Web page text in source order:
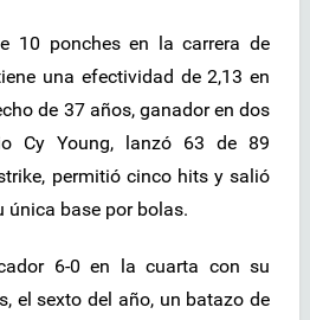
10 ponches en la carrera de
una efectividad de 2,13 en
de 37 años, ganador en dos
Cy Young, lanzó 63 de 89
permitió cinco hits y salió
única base por bolas.
6-0 en la cuarta con su
el sexto del año, un batazo de